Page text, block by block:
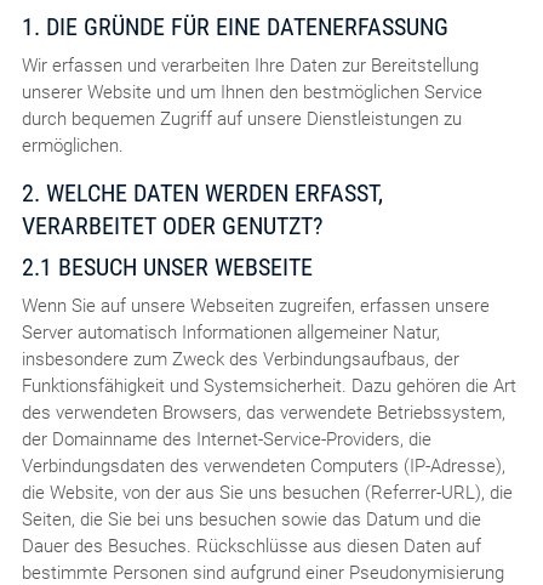
1. DIE GRÜNDE FÜR EINE DATENERFASSUNG
Wir erfassen und verarbeiten Ihre Daten zur Bereitstellung
unserer Website und um Ihnen den bestmöglichen Service
durch bequemen Zugriff auf unsere Dienstleistungen zu
ermöglichen.
2. WELCHE DATEN WERDEN ERFASST,
VERARBEITET ODER GENUTZT?
2.1 BESUCH UNSER WEBSEITE
Wenn Sie auf unsere Webseiten zugreifen, erfassen unsere
Server automatisch Informationen allgemeiner Natur,
insbesondere zum Zweck des Verbindungsaufbaus, der
Funktionsfähigkeit und Systemsicherheit. Dazu gehören die Art
des verwendeten Browsers, das verwendete Betriebssystem,
der Domainname des Internet-Service-Providers, die
Verbindungsdaten des verwendeten Computers (IP-Adresse),
die Website, von der aus Sie uns besuchen (Referrer-URL), die
Seiten, die Sie bei uns besuchen sowie das Datum und die
Dauer des Besuches. Rückschlüsse aus diesen Daten auf
bestimmte Personen sind aufgrund einer Pseudonymisierung